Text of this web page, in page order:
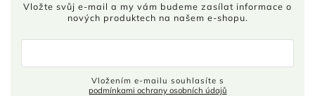
Vložte svůj e-mail a my vám budeme zasílat informace o
nových produktech na našem e-shopu.
podmínkami ochrany osobních údajů